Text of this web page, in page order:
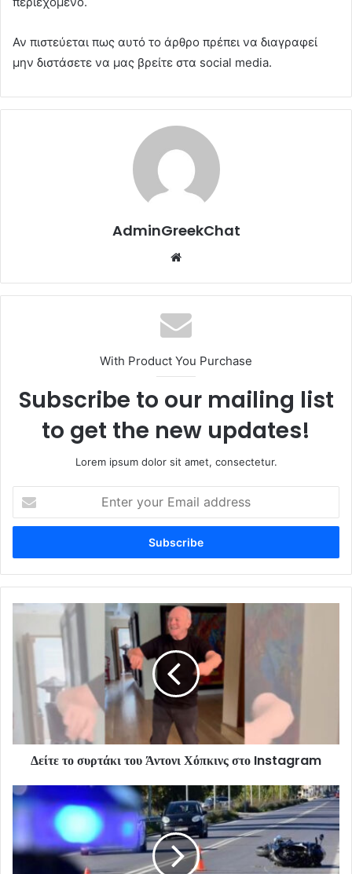
Αν πιστεύεται πως αυτό το άρθρο πρέπει να διαγραφεί
μην διστάσετε να μας βρείτε στα social media.
AdminGreekChat
With Product You Purchase
Subscribe to our mailing list
to get the new updates!
Lorem ipsum dolor sit amet, consectetur.
your
Email
Δείτε το συρτάκι του Άντονι Χόπκινς στο Instagram